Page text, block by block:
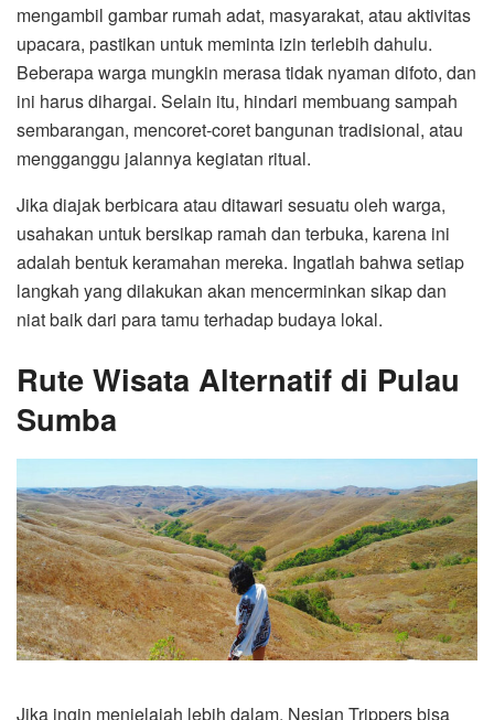
mengambil gambar rumah adat, masyarakat, atau aktivitas
upacara, pastikan untuk meminta izin terlebih dahulu.
Beberapa warga mungkin merasa tidak nyaman difoto, dan
ini harus dihargai. Selain itu, hindari membuang sampah
sembarangan, mencoret-coret bangunan tradisional, atau
mengganggu jalannya kegiatan ritual.
Jika diajak berbicara atau ditawari sesuatu oleh warga,
usahakan untuk bersikap ramah dan terbuka, karena ini
adalah bentuk keramahan mereka. Ingatlah bahwa setiap
langkah yang dilakukan akan mencerminkan sikap dan
niat baik dari para tamu terhadap budaya lokal.
Rute Wisata Alternatif di Pulau
Sumba
Jika ingin menjelajah lebih dalam, Nesian Trippers bisa